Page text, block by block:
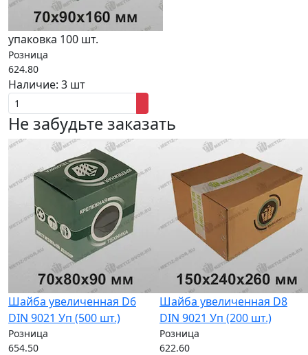
упаковка 100 шт.
Розница
624.80
Наличие: 3 шт
Не забудьте заказать
Шайба увеличенная D6
DIN 9021 Уп (500 шт.)
Розница
654.50
Шайба увеличенная D8
DIN 9021 Уп (200 шт.)
Розница
622.60